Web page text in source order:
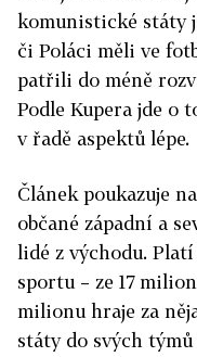
komunistické státy
či Poláci měli ve
patřili do méně
Podle Kupera jde o
v řadě aspektů lépe.
Článek poukazuje
občané západní a
lidé z východu.
sportu – ze 17
milionu hraje za
státy do svých